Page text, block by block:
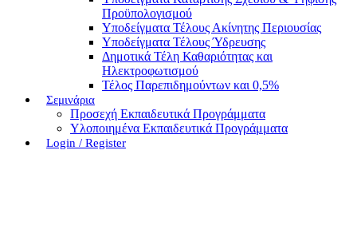
Προϋπολογισμού
Υποδείγματα Τέλους Ακίνητης Περιουσίας
Υποδείγματα Τέλους Ύδρευσης
Δημοτικά Τέλη Καθαριότητας και
Ηλεκτροφωτισμού
Τέλος Παρεπιδημούντων και 0,5%
Σεμινάρια
Προσεχή Εκπαιδευτικά Προγράμματα
Υλοποιημένα Εκπαιδευτικά Προγράμματα
Login / Register